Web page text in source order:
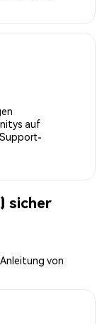
auf
sicher
von